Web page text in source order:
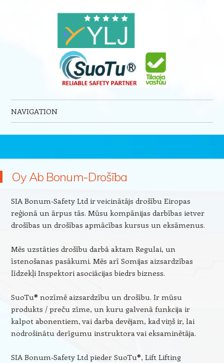
NAVIGATION
Oy Ab Bonum-Drošība
SIA Bonum-Safety Ltd ir veicinātājs drošību Eiropas
reģionā un ārpus tās. Mūsu kompānijas darbības ietver
drošības un drošības apmācības kursus un eksāmenus.
Mēs uzstāties drošību darbā aktam Regulai, un
īstenošanas pasākumi. Mēs arī Somijas aizsardzības
līdzekļi Inspektori asociācijas biedrs bizness.
SuoTu® nozīmē aizsardzību un drošību. Ir mūsu
produkts / preču zīme, un kuru galvenā funkcija ir
kalpot abonentiem, vai darba devējam, kad viņš ir, lai
nodrošinātu derīgumu instruktora vai eksaminētāja.
SIA Bonum-Safety Ltd pieder SuoTu®, Lift Lifting